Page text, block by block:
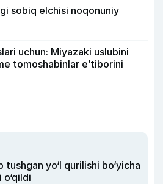
sobiq elchisi noqonuniy
uchun: Miyazaki uslubini
tomoshabinlar e’tiborini
tushgan yo‘l qurilishi bo‘yicha